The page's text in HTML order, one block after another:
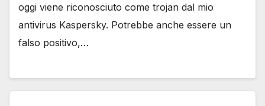
oggi viene riconosciuto come trojan dal mio
antivirus Kaspersky. Potrebbe anche essere un
falso positivo,…